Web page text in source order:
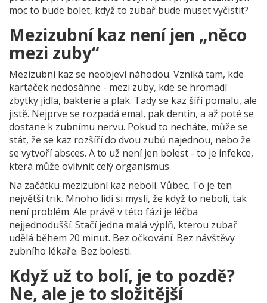
moc to bude bolet, když to zubař bude muset vyčistit?
Mezizubní kaz není jen „něco
mezi zuby“
Mezizubní kaz se neobjeví náhodou. Vzniká tam, kde
kartáček nedosáhne - mezi zuby, kde se hromadí
zbytky jídla, bakterie a plak. Tady se kaz šíří pomalu, ale
jistě. Nejprve se rozpadá emal, pak dentin, a až poté se
dostane k zubnímu nervu. Pokud to necháte, může se
stát, že se kaz rozšíří do dvou zubů najednou, nebo že
se vytvoří absces. A to už není jen bolest - to je infekce,
která může ovlivnit celý organismus.
Na začátku mezizubní kaz nebolí. Vůbec. To je ten
největší trik. Mnoho lidí si myslí, že když to nebolí, tak
není problém. Ale právě v této fázi je léčba
nejjednodušší. Stačí jedna malá výplň, kterou zubař
udělá během 20 minut. Bez očkování. Bez návštěvy
zubního lékaře. Bez bolesti.
Když už to bolí, je to pozdě?
Ne, ale je to složitější